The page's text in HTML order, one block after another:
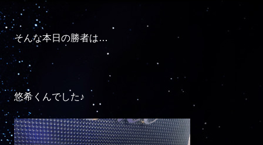
そんな本日の勝者は…
悠希くんでした♪